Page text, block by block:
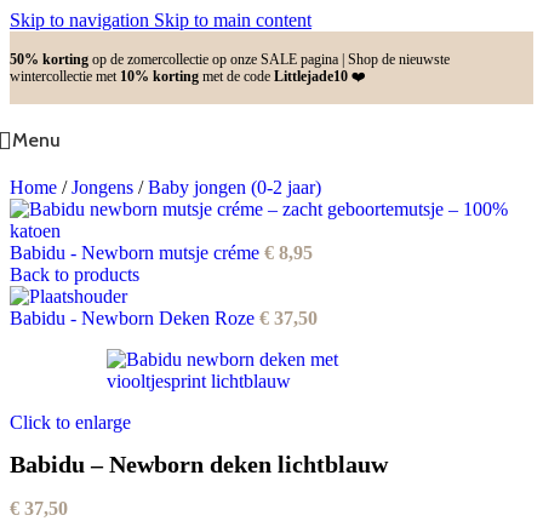
Skip to navigation Skip to main content
50% korting op de zomercollectie op onze SALE pagina | Shop de nieuwste
wintercollectie met 10% korting met de code Littlejade10 ❤️
Menu
Home / Jongens / Baby jongen (0-2 jaar)
Babidu - Newborn mutsje créme € 8,95
Back to products
Babidu - Newborn Deken Roze € 37,50
Click to enlarge
Babidu – Newborn deken lichtblauw
€ 37,50